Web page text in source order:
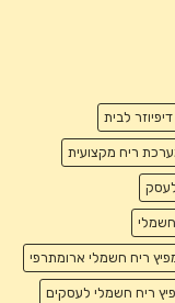
דיפיוזר לבית
ריח מקצועית
ריח חשמלי ארומתרפי
ריח חשמלי לעסקים